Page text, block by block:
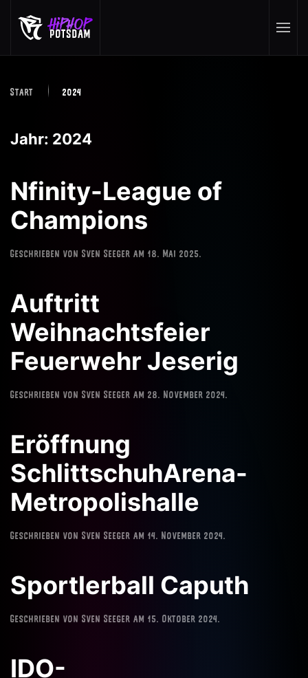
Skip to main content
Start 2024
Jahr: 2024
Nfinity-League of
Champions
Geschrieben von Sven Seeger am 18. Mai 2025.
Auftritt
Weihnachtsfeier
Feuerwehr Jeserig
Geschrieben von Sven Seeger am 28. November 2024.
Eröffnung
SchlittschuhArena-
Metropolishalle
Geschrieben von Sven Seeger am 14. November 2024.
Sportlerball Caputh
Geschrieben von Sven Seeger am 15. Oktober 2024.
IDO-